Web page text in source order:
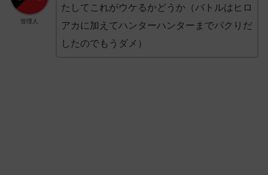
管理人
たしてこれがウケるかどうか（バトルはヒロ
アカに加えてハンターハンターまでパクりだ
したのでもうダメ）